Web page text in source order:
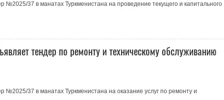
37 в манатах Туркменистана на проведение текущего и капитального
тендер по ремонту и техническому обслуживанию
37 в манатах Туркменистана на оказание услуг по ремонту и